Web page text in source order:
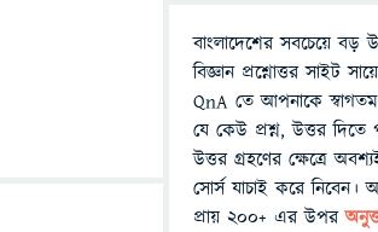
বাংলাদেশের সবচেয়ে বড়
বিজ্ঞান প্রশ্নোত্তর সাইট
QnA তে আপনাকে
যে কেউ প্রশ্ন, উত্তর দিতে
উত্তর গ্রহণের ক্ষেত্রে
সোর্স যাচাই করে নিবেন।
প্রায় ২০০+ এর উপর